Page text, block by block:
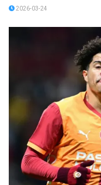
2026-03-24